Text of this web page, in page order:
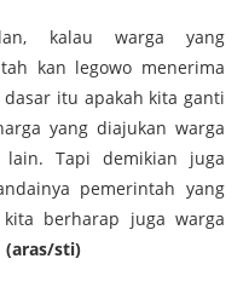
kalau warga yang
kan legowo menerima
itu apakah kita ganti
yang diajukan warga
Tapi demikian juga
pemerintah yang
berharap juga warga
(aras/sti)